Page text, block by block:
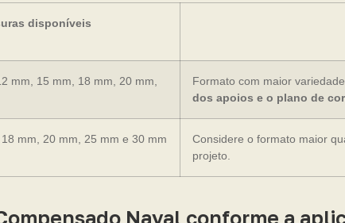
disponíveis
mm, 15 mm, 18 mm, 20 mm,
Formato com maior
dos apoios e o plano de
mm, 20 mm, 25 mm e 30 mm
Considere o formato maior
projeto.
Naval conforme a